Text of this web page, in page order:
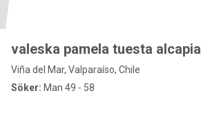
valeska pamela tuesta alcapia
Viña del Mar, Valparaíso, Chile
Söker: Man 49 - 58